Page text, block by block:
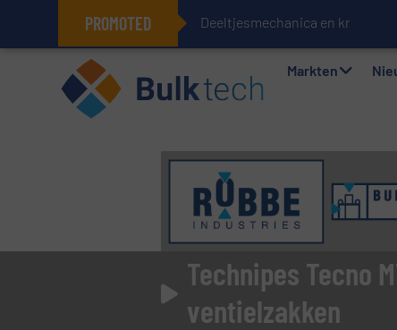
PROMOTED Deeltjesmechanica en
Markten
Technipes Tecno
ventielzakken